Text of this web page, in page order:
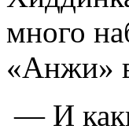
много
«Анжи»
— И